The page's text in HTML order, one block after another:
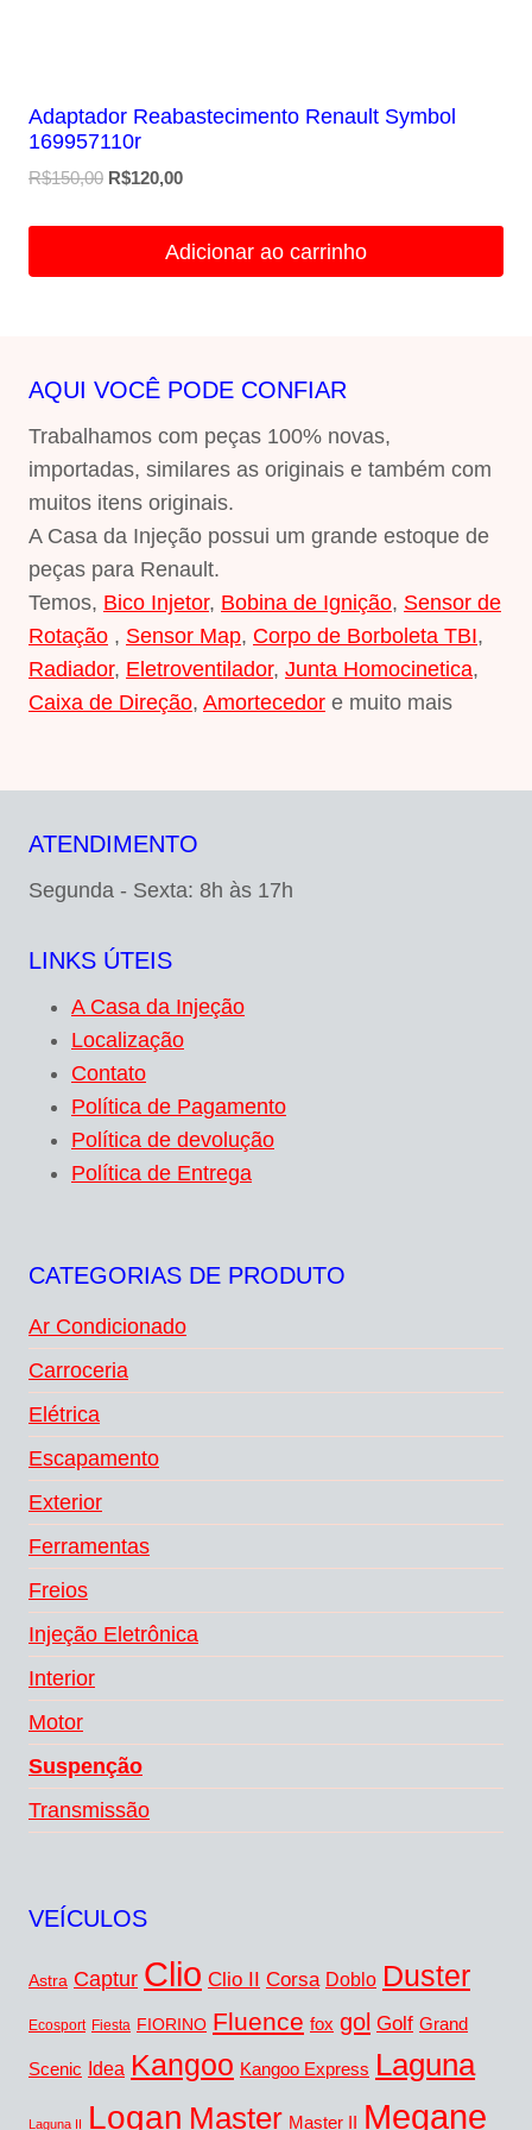
Adaptador Reabastecimento Renault Symbol
169957110r
R$150,00 O
R$120,00O
é:
Adicionar ao carrinho
AQUI VOCÊ PODE CONFIAR
Trabalhamos com peças 100% novas,
importadas, similares as originais e também com
muitos itens originais.
A Casa da Injeção possui um grande estoque de
peças para Renault.
Temos, Bico Injetor, Bobina de Ignição, Sensor de
Rotação , Sensor Map, Corpo de Borboleta TBI,
Radiador, Eletroventilador, Junta Homocinetica,
Caixa de Direção, Amortecedor e muito mais
ATENDIMENTO
Segunda - Sexta: 8h às 17h
LINKS ÚTEIS
A Casa da Injeção
Localização
Contato
Política de Pagamento
Política de devolução
Política de Entrega
CATEGORIAS DE PRODUTO
Ar Condicionado
Carroceria
Elétrica
Escapamento
Exterior
Ferramentas
Freios
Injeção Eletrônica
Interior
Motor
Suspenção
Transmissão
VEÍCULOS
Astra Captur Clio Clio II Corsa Doblo Duster
Ecosport Fiesta FIORINO Fluence fox gol Golf Grand
Scenic Idea Kangoo Kangoo Express Laguna
Laguna II Logan Master Master II Megane